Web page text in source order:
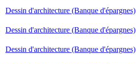
Dessin d'architecture (Banque d'épargnes)
Dessin d'architecture (Banque d'épargnes)
Dessin d'architecture (Banque d'épargnes)